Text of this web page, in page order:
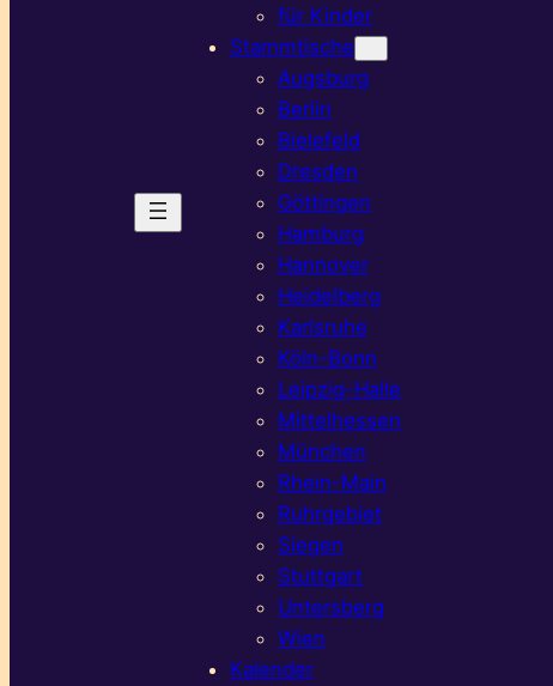
für Kinder
Stammtische
Augsburg
Berlin
Bielefeld
Dresden
Göttingen
Hamburg
Hannover
Heidelberg
Karlsruhe
Köln-Bonn
Leipzig-Halle
Mittelhessen
München
Rhein-Main
Ruhrgebiet
Siegen
Stuttgart
Untersberg
Wien
Kalender